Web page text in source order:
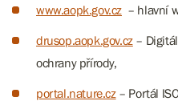
www.aopk.gov.cz – hlavní
drusop.aopk.gov.cz–
ochrany přírody,
portal.nature.cz– Portál